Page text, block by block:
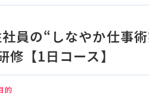
員の“しなやか仕事
修【1日コース】
的